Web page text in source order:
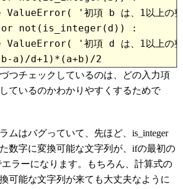
'初項 b は、1以上の整
not(is_integer(d)) :
'初項 d は、1以上の整
a)/d+1)*(a+b)/2
つチェックしているのは、どの入力項
ているのかわかりやすくするためで
ムはバグっていて、先ほど、is_integer
数字に変換可能な文字列が、ifの最初の
エラーになります。もちろん、計算式の
可能な文字列が来ても大丈夫なように